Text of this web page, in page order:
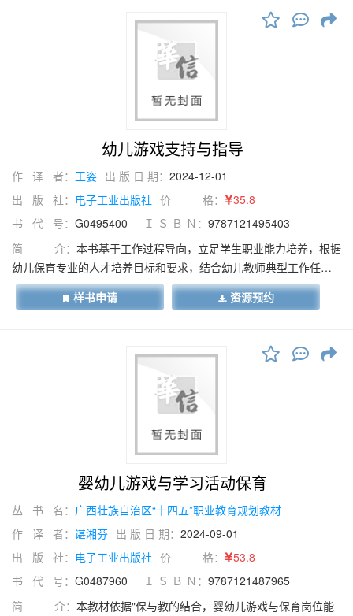
养和技能素养。为了方便读者学习，每个模块由项目导航、目标引
领、案例导学、任务导学及检测与评估等部分构成。本书既可以作
为中职院校幼儿保育专业的教材，也可以作为其他相关专业或有兴
幼儿游戏支持与指导
作 译 者： 王姿 出 版 日 期： 2024-12-01
出 版 社： 电子工业出版社 价 格：
35.8
书 代 号： G0495400 Ｉ Ｓ Ｂ Ｎ： 9787121495403
简 介： 本书基于工作过程导向，立足学生职业能力培养，根据
幼儿保育专业的人才培养目标和要求，结合幼儿教师典型工作任
务，划分为绪论和7个学习情境，包括角色游戏组织与指导、结构游
戏组织与指导、表演游戏组织与指导、体育游戏组织与指导、智力
书适合中等职业学校幼儿保育专业学生使用，也可作为幼教机构培
样书申请 资源预约
婴幼儿游戏与学习活动保育
丛 书 名： 广西壮族自治区“十四五”职业教育规划教材
作 译 者： 谌湘芬 出 版 日 期： 2024-09-01
出 版 社： 电子工业出版社 价 格：
53.8
书 代 号： G0487960 Ｉ Ｓ Ｂ Ｎ： 9787121487965
简 介： 本教材依据"保与教的结合，婴幼儿游戏与保育岗位能